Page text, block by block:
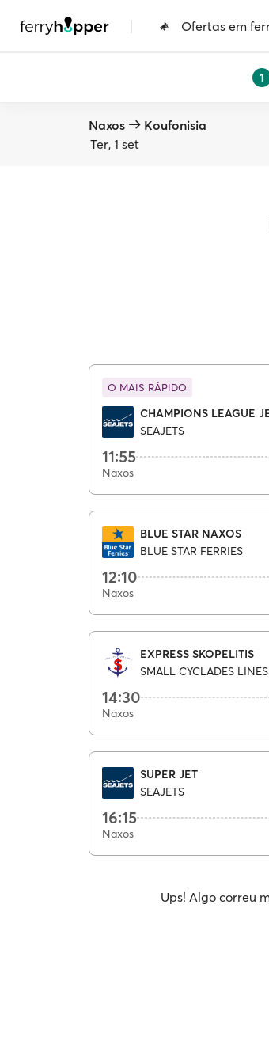
| Ofertas em
1
Naxos
Koufonisia
Ter, 1 set
O MAIS RÁPIDO
CHAMPIONS LEAGUE
SEAJETS
11:55
Naxos
BLUE STAR NAXOS
BLUE STAR FERRIES
12:10
Naxos
EXPRESS SKOPELITIS
SMALL CYCLADES LINES
14:30
Naxos
SUPER JET
SEAJETS
16:15
Naxos
Ups! Algo correu